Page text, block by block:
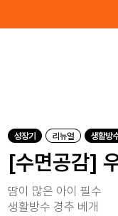
[수면공감]
땀이 많은 아이 필수
생활방수 경추 베개